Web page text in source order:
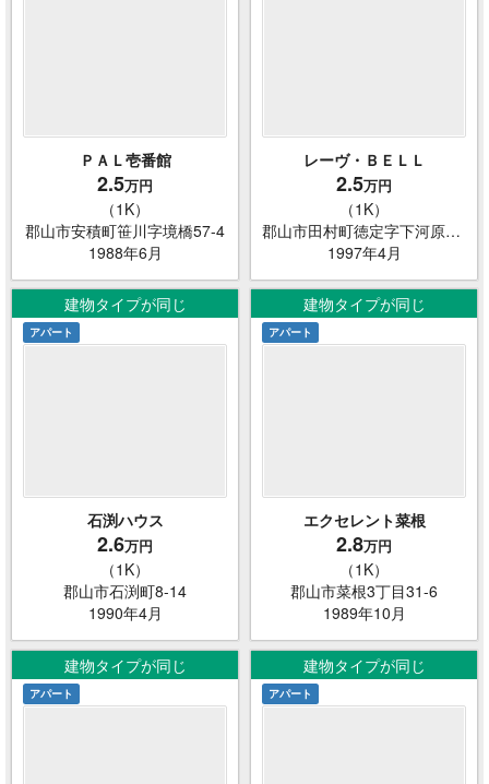
ＰＡＬ壱番館
2.5万円
（1K）
郡山市安積町笹川字境橋57-4
1988年6月
レーヴ・ＢＥＬＬ
2.5万円
（1K）
郡山市田村町徳定字下河原191
1997年4月
建物タイプが同じ
アパート
石渕ハウス
2.6万円
（1K）
郡山市石渕町8-14
1990年4月
建物タイプが同じ
アパート
エクセレント菜根
2.8万円
（1K）
郡山市菜根3丁目31-6
1989年10月
建物タイプが同じ
アパート
建物タイプが同じ
アパート